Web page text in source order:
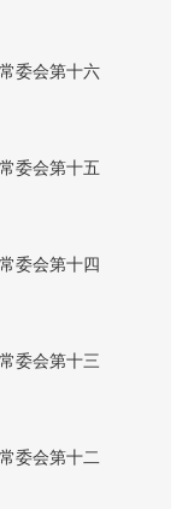
委会第十六
委会第十五
委会第十四
委会第十三
委会第十二